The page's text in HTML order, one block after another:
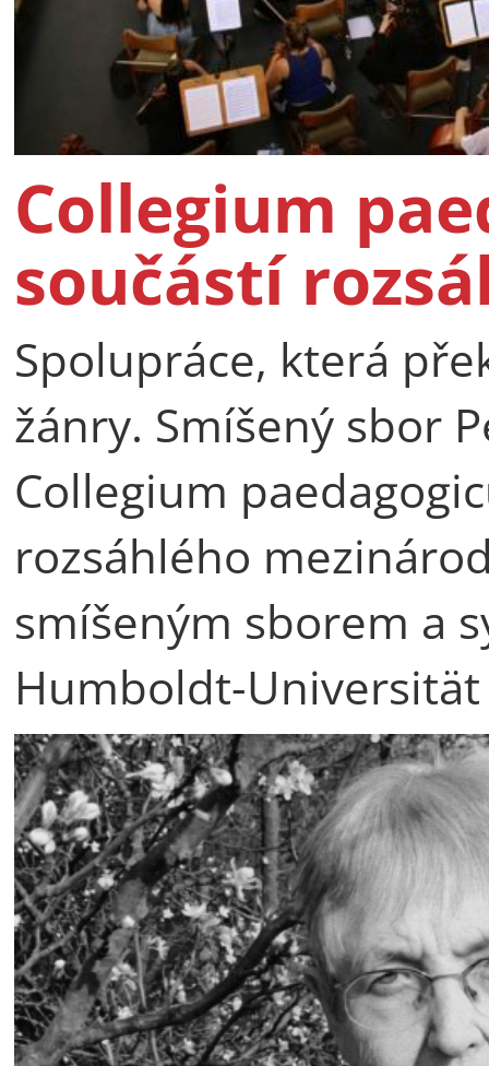
Collegium
součástí
Spolupráce, která
žánry. Smíšený sbor
Collegium
rozsáhlého
smíšeným sborem a
Humboldt-